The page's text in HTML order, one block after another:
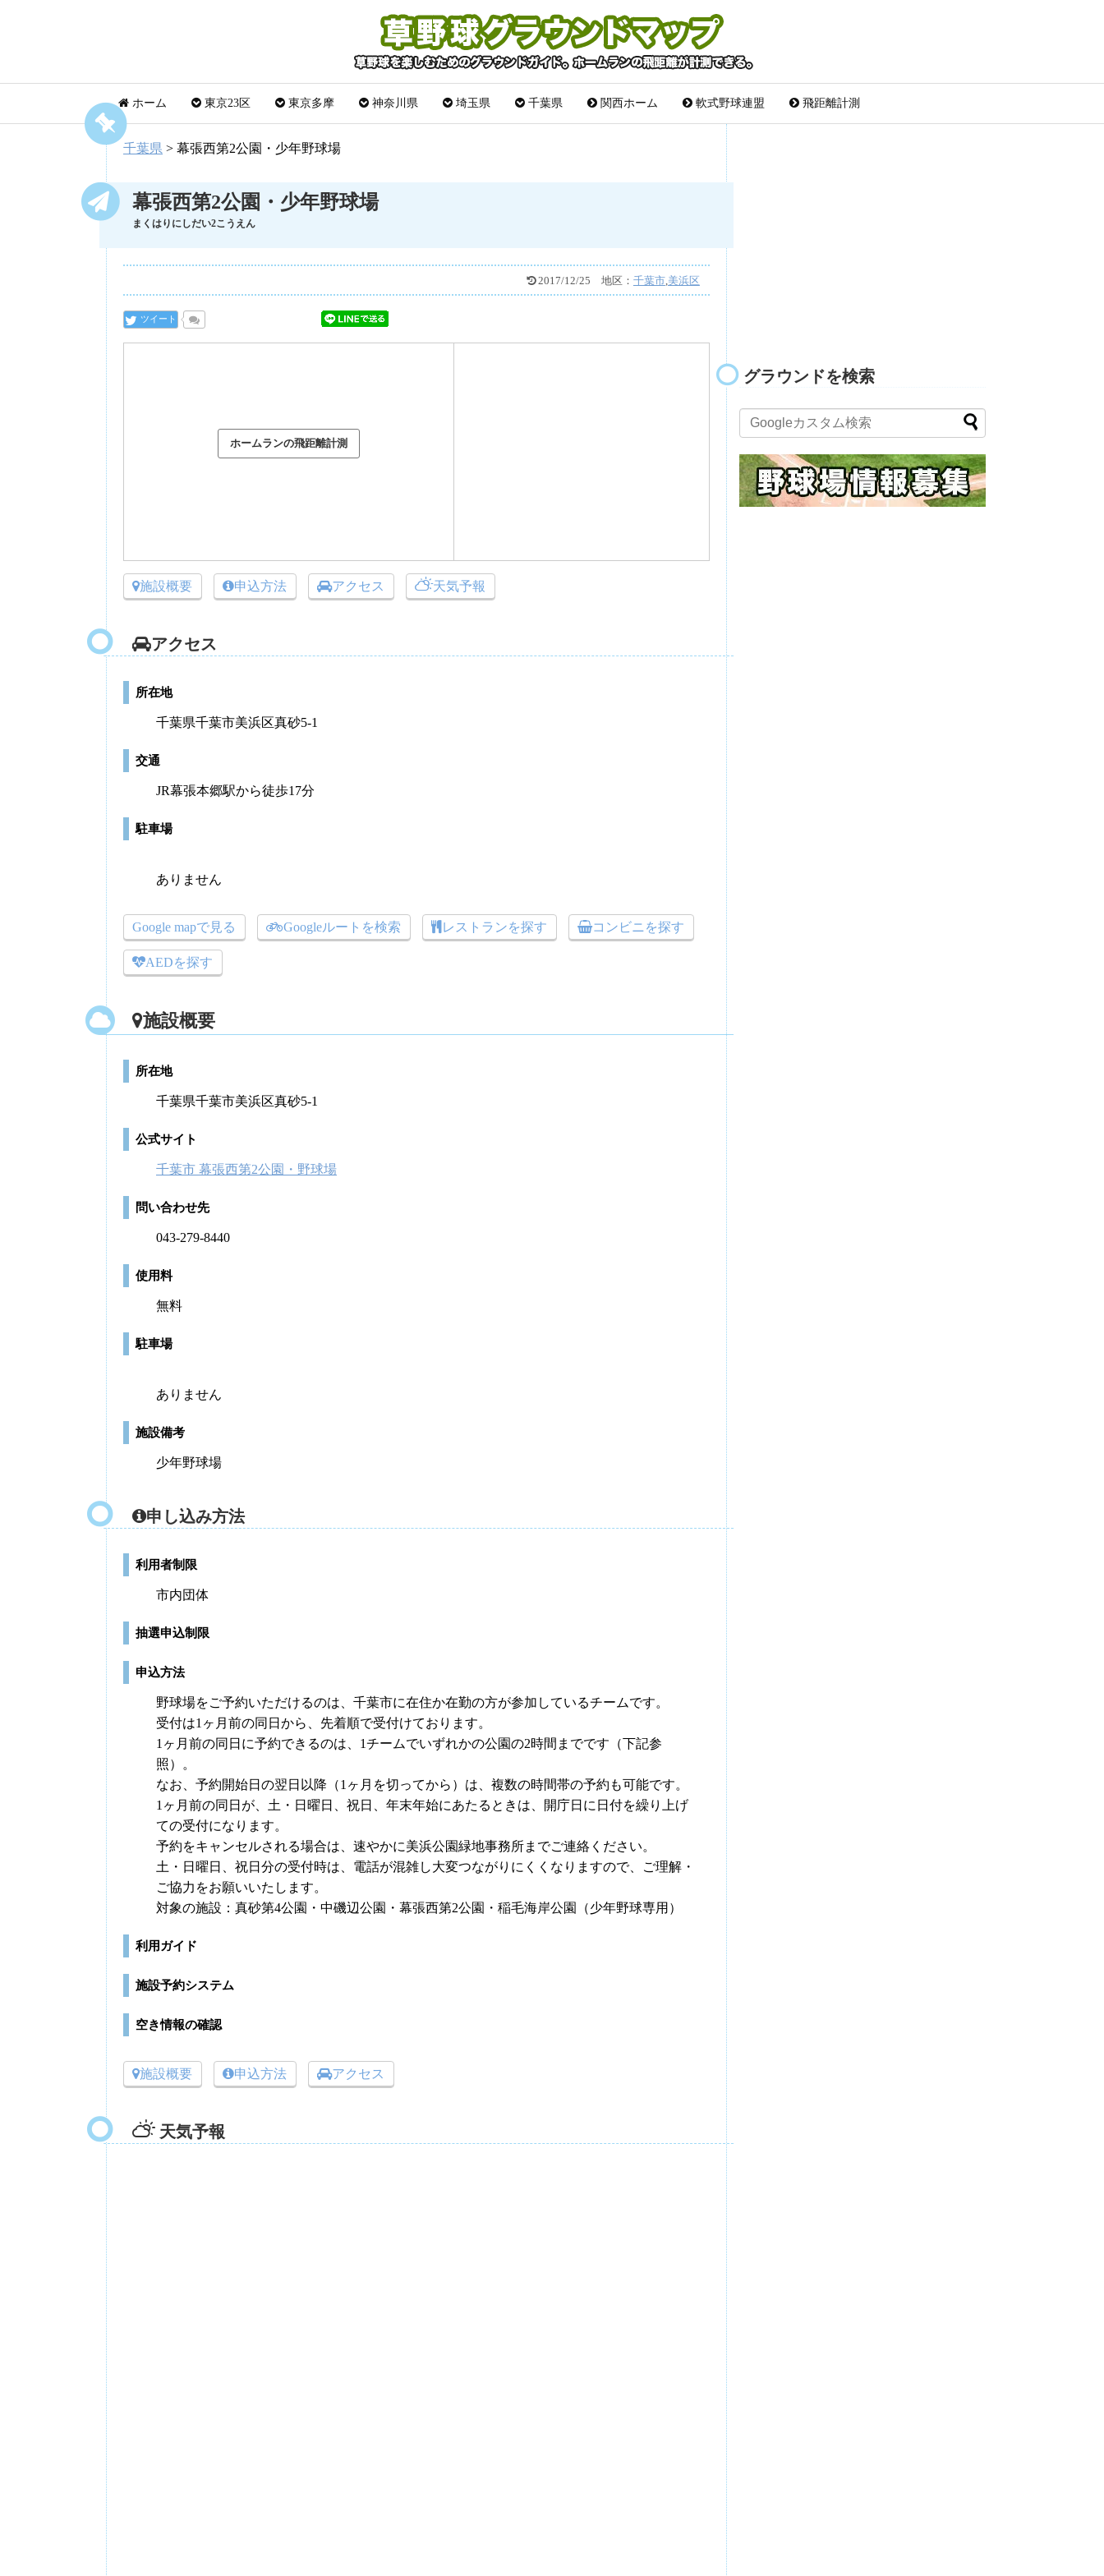
ホーム 東京23区 東京多摩 神奈川県 埼玉県 千葉県 関西ホーム 軟式野球連盟 飛距離計測
千葉県 > 幕張西第2公園・少年野球場
幕張西第2公園・少年野球場
まくはりにしだい2こうえん
2017/12/25 地区： 千葉市,美浜区
ツイート
施設概要 申込方法 アクセス 天気予報
アクセス
所在地
千葉県千葉市美浜区真砂5-1
交通
JR幕張本郷駅から徒歩17分
駐車場
ありません
Google mapで見る Googleルートを検索 レストランを探す コンビニを探す
AEDを探す
施設概要
所在地
千葉県千葉市美浜区真砂5-1
公式サイト
千葉市 幕張西第2公園・野球場
問い合わせ先
043-279-8440
使用料
無料
駐車場
ありません
施設備考
少年野球場
申し込み方法
利用者制限
市内団体
抽選申込制限
申込方法
野球場をご予約いただけるのは、千葉市に在住か在勤の方が参加しているチームです。
受付は1ヶ月前の同日から、先着順で受付けております。
1ヶ月前の同日に予約できるのは、1チームでいずれかの公園の2時間までです（下記参
照）。
なお、予約開始日の翌日以降（1ヶ月を切ってから）は、複数の時間帯の予約も可能です。
1ヶ月前の同日が、土・日曜日、祝日、年末年始にあたるときは、開庁日に日付を繰り上げ
ての受付になります。
予約をキャンセルされる場合は、速やかに美浜公園緑地事務所までご連絡ください。
土・日曜日、祝日分の受付時は、電話が混雑し大変つながりにくくなりますので、ご理解・
ご協力をお願いいたします。
対象の施設：真砂第4公園・中磯辺公園・幕張西第2公園・稲毛海岸公園（少年野球専用）
利用ガイド
施設予約システム
空き情報の確認
施設概要 申込方法 アクセス
天気予報
グラウンドを検索